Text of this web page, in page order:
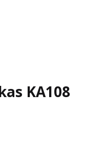
KA108